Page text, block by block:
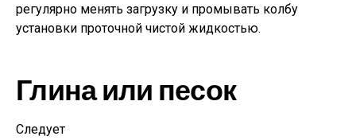
регулярно менять загрузку и промывать колбу
установки проточной чистой жидкостью.
Глина или песок
Следует